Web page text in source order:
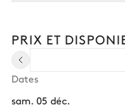
Terrasse
Fontaine
Courses livrées
Chef à domicile
PRIX ET
Dates
sam. 05 déc.